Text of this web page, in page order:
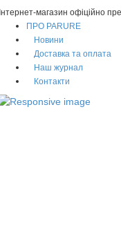
Інтернет-магазин офіційно
ПРО PARURE
Новини
Доставка та оплата
Наш журнал
Контакти